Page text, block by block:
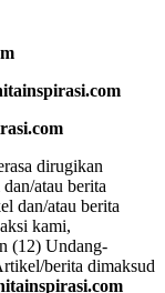
dirugikan
atau berita
dan/atau berita
kami,
(12) Undang-
berita dimaksud